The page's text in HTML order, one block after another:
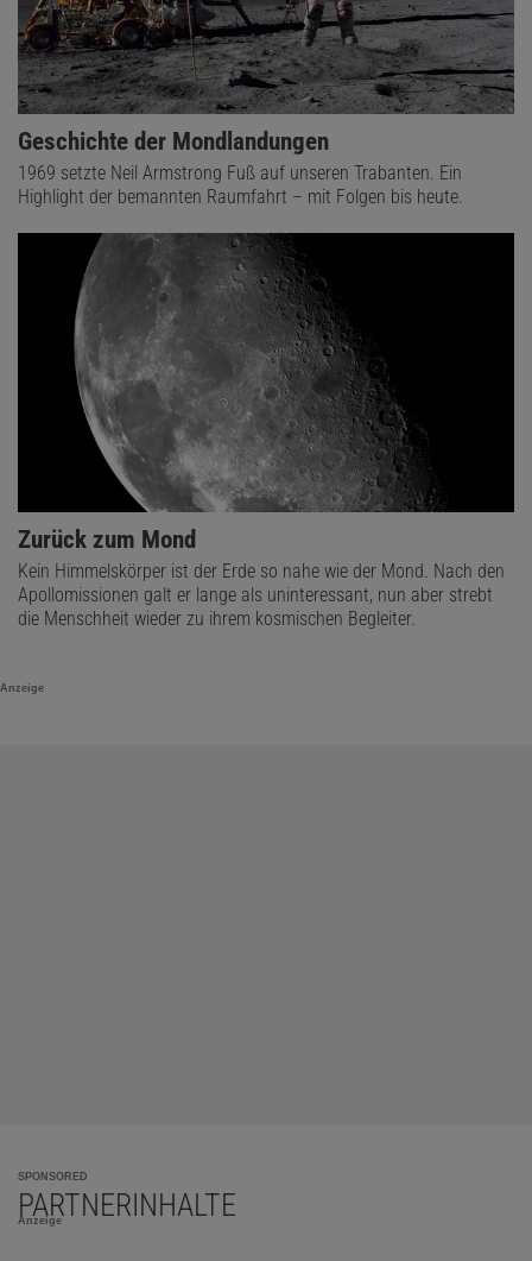
Geschichte der Mondlandungen
1969 setzte Neil Armstrong Fuß auf unseren Trabanten. Ein
Highlight der bemannten Raumfahrt – mit Folgen bis heute.
Zurück zum Mond
Kein Himmelskörper ist der Erde so nahe wie der Mond. Nach den
Apollomissionen galt er lange als uninteressant, nun aber strebt
die Menschheit wieder zu ihrem kosmischen Begleiter.
Anzeige
SPONSORED
PARTNERINHALTE
Anzeige